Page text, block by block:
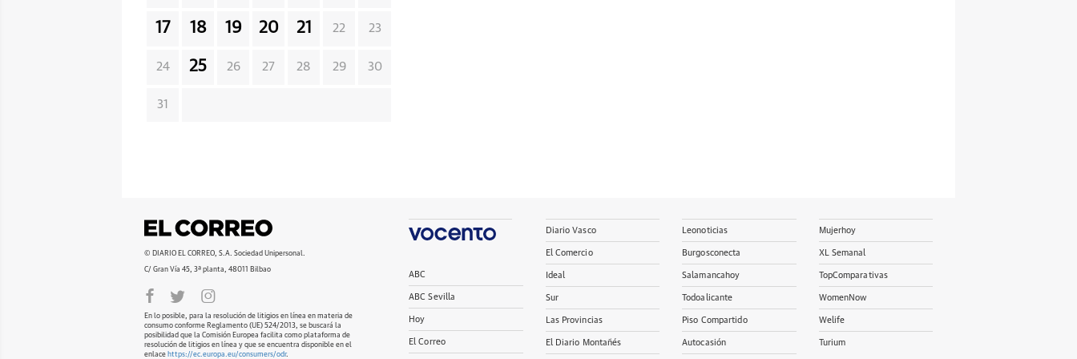
17 18 19 20 21 22 23
24 25 26 27 28 29 30
31
© DIARIO EL CORREO, S.A. Sociedad Unipersonal.
C/ Gran Vía 45, 3ª planta, 48011 Bilbao
En lo posible, para la resolución de litigios en línea en materia de
consumo conforme Reglamento (UE) 524/2013, se buscará la
posibilidad que la Comisión Europea facilita como plataforma de
resolución de litigios en línea y que se encuentra disponible en el
enlace https://ec.europa.eu/consumers/odr.
ABC
ABC Sevilla
Hoy
El Correo
Diario Vasco
El Comercio
Ideal
Sur
Las Provincias
El Diario Montañés
Leonoticias
Burgosconecta
Salamancahoy
Todoalicante
Piso Compartido
Autocasión
Mujerhoy
XL Semanal
TopComparativas
WomenNow
Welife
Turium